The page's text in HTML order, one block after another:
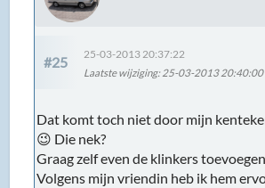
#25
25-03-2013 20:37:22
Laatste wijziging: 25-03-2013 20:40:00
Dat komt toch niet door mijn
😉 Die nek?
Graag zelf even de klinkers
Volgens mijn vriendin heb ik hem